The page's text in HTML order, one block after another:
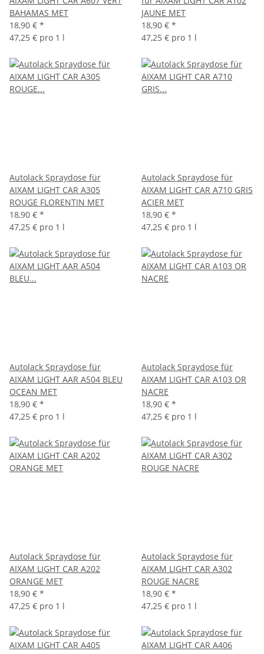
BAHAMAS MET
18,90 € *
47,25 € pro 1 l
JAUNE MET
18,90 € *
47,25 € pro 1 l
Autolack Spraydose für
AIXAM LIGHT CAR A305
ROUGE FLORENTIN MET
18,90 € *
47,25 € pro 1 l
Autolack Spraydose für
AIXAM LIGHT CAR A710 GRIS
ACIER MET
18,90 € *
47,25 € pro 1 l
Autolack Spraydose für
AIXAM LIGHT AAR A504 BLEU
OCEAN MET
18,90 € *
47,25 € pro 1 l
Autolack Spraydose für
AIXAM LIGHT CAR A103 OR
NACRE
18,90 € *
47,25 € pro 1 l
Autolack Spraydose für
AIXAM LIGHT CAR A202
ORANGE MET
18,90 € *
47,25 € pro 1 l
Autolack Spraydose für
AIXAM LIGHT CAR A302
ROUGE NACRE
18,90 € *
47,25 € pro 1 l